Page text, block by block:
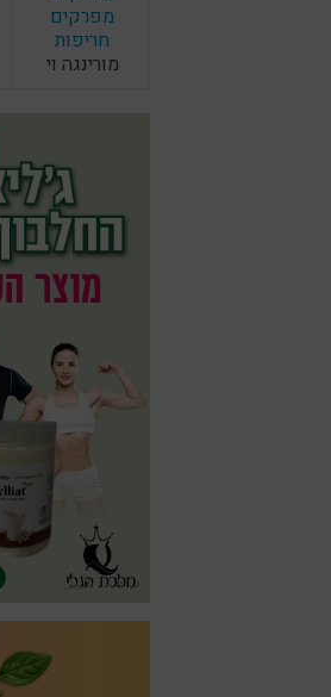
מפרקים
חריפות
מורינגה וי